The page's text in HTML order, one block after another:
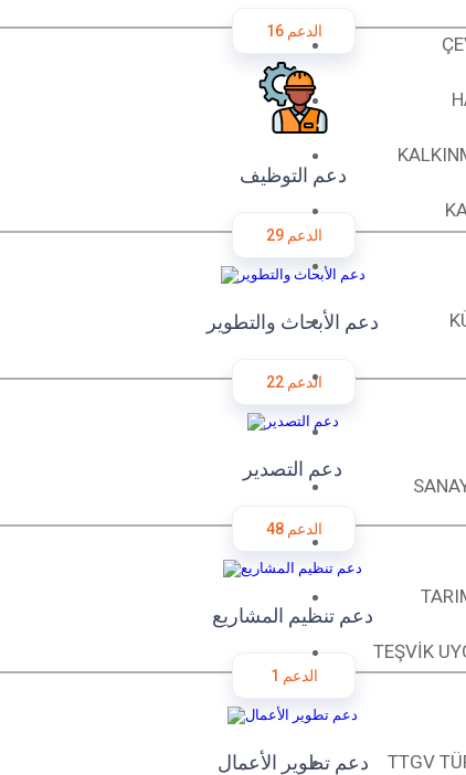
TEŞVİK
TTGV
16 الدعم
29 الدعم
دعم التوظيف
22 الدعم
دعم الأبحاث والتطوير
48 الدعم
دعم التصدير
1 الدعم
دعم تنظيم المشاريع
دعم تطوير الأعمال